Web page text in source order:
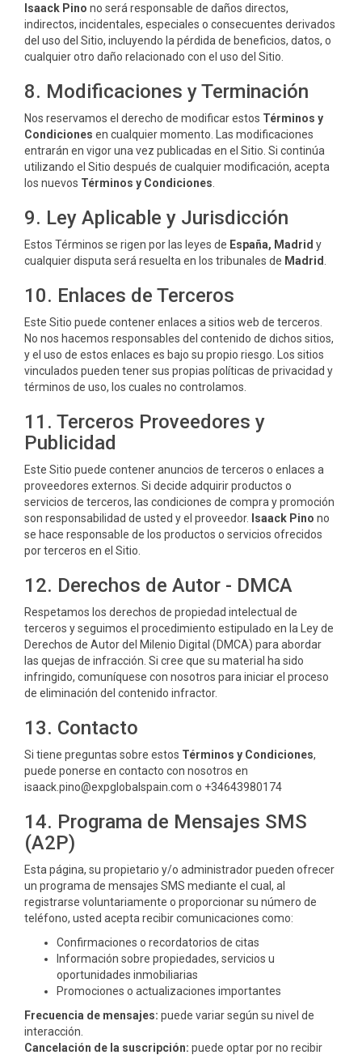
Isaack Pino no será responsable de daños directos,
indirectos, incidentales, especiales o consecuentes derivados
del uso del Sitio, incluyendo la pérdida de beneficios, datos, o
cualquier otro daño relacionado con el uso del Sitio.
8. Modificaciones y Terminación
Nos reservamos el derecho de modificar estos Términos y
Condiciones en cualquier momento. Las modificaciones
entrarán en vigor una vez publicadas en el Sitio. Si continúa
utilizando el Sitio después de cualquier modificación, acepta
los nuevos Términos y Condiciones
9. Ley Aplicable y Jurisdicción
Estos Términos se rigen por las leyes de España, Madrid y
cualquier disputa será resuelta en los tribunales de Madrid
10. Enlaces de Terceros
Este Sitio puede contener enlaces a sitios web de terceros.
No nos hacemos responsables del contenido de dichos sitios,
y el uso de estos enlaces es bajo su propio riesgo. Los sitios
vinculados pueden tener sus propias políticas de privacidad y
términos de uso, los cuales no controlamos.
11. Terceros Proveedores y
Publicidad
Este Sitio puede contener anuncios de terceros o enlaces a
proveedores externos. Si decide adquirir productos o
servicios de terceros, las condiciones de compra y promoción
son responsabilidad de usted y el proveedor.
Isaack Pino no
se hace responsable de los productos o servicios ofrecidos
por terceros en el Sitio.
12. Derechos de Autor - DMCA
Respetamos los derechos de propiedad intelectual de
terceros y seguimos el procedimiento estipulado en la Ley de
Derechos de Autor del Milenio Digital (DMCA) para abordar
las quejas de infracción. Si cree que su material ha sido
infringido, comuníquese con nosotros para iniciar el proceso
de eliminación del contenido infractor.
13. Contacto
Si tiene preguntas sobre estos Términos y Condiciones,
puede ponerse en contacto con nosotros en
isaack.pino@expglobalspain.com o +34643980174
14. Programa de Mensajes SMS
(A2P)
Esta página, su propietario y/o administrador pueden ofrecer
un programa de mensajes SMS mediante el cual, al
registrarse voluntariamente o proporcionar su número de
teléfono, usted acepta recibir comunicaciones como:
Confirmaciones o recordatorios de citas
Información sobre propiedades, servicios u
oportunidades inmobiliarias
Promociones o actualizaciones importantes
Frecuencia de mensajes: puede variar según su nivel de
interacción.
Cancelación de la suscripción: puede optar por no recibir